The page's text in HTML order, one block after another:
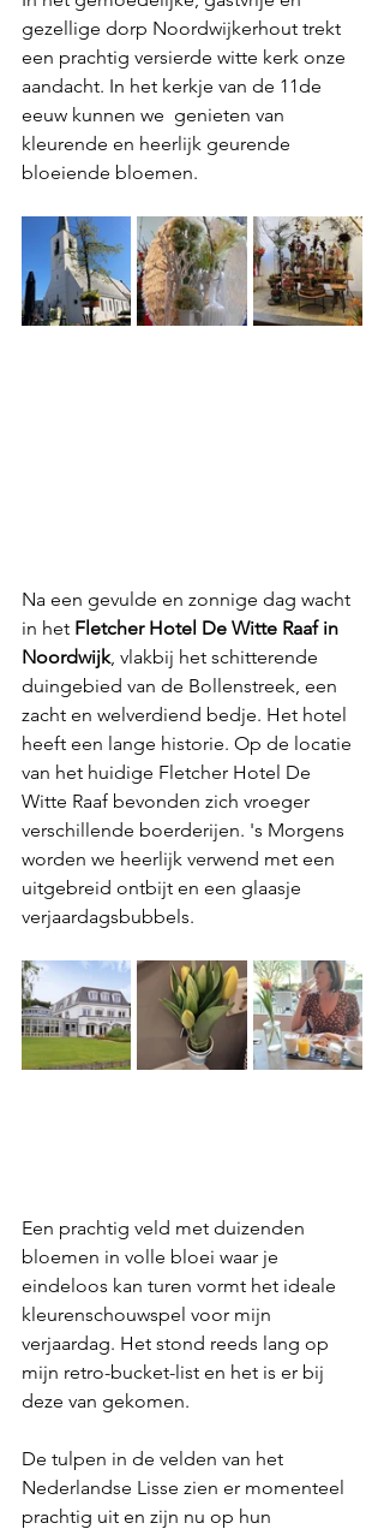
gezellige dorp Noordwijkerhout trekt
een prachtig versierde witte kerk onze
aandacht. In het kerkje van de 11de
eeuw kunnen we  genieten van
kleurende en heerlijk geurende
bloeiende bloemen.
Na een gevulde en zonnige dag wacht
in het Fletcher Hotel De Witte Raaf in
Noordwijk, vlakbij het schitterende
duingebied van de Bollenstreek, een
zacht en welverdiend bedje. Het hotel
heeft een lange historie. Op de locatie
van het huidige Fletcher Hotel De
Witte Raaf bevonden zich vroeger
verschillende boerderijen. 's Morgens
worden we heerlijk verwend met een
uitgebreid ontbijt en een glaasje
verjaardagsbubbels.
Een prachtig veld met duizenden
bloemen in volle bloei waar je
eindeloos kan turen vormt het ideale
kleurenschouwspel voor mijn
verjaardag. Het stond reeds lang op
mijn retro-bucket-list en het is er bij
deze van gekomen.
De tulpen in de velden van het
Nederlandse Lisse zien er momenteel
prachtig uit en zijn nu op hun